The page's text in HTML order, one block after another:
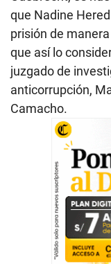
que Nadine
prisión de
que así lo
juzgado de
anticorrupción,
Camacho.